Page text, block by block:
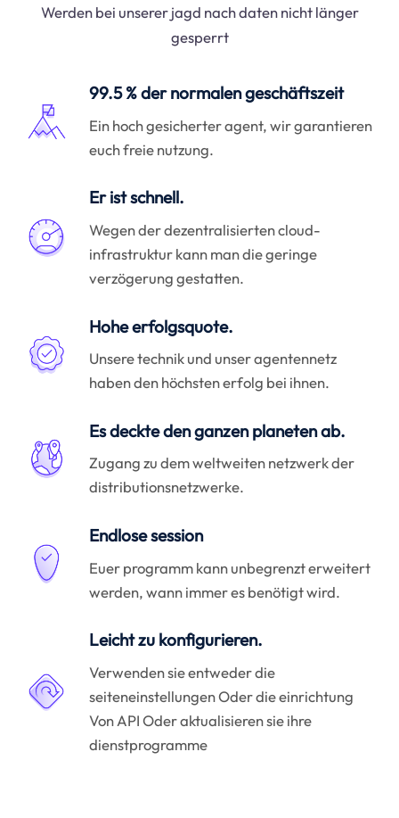
Werden bei unserer jagd nach daten nicht länger
gesperrt
99.5 % der normalen geschäftszeit
Ein hoch gesicherter agent, wir garantieren
euch freie nutzung.
Er ist schnell.
Wegen der dezentralisierten cloud-
infrastruktur kann man die geringe
verzögerung gestatten.
Hohe erfolgsquote.
Unsere technik und unser agentennetz
haben den höchsten erfolg bei ihnen.
Es deckte den ganzen planeten ab.
Zugang zu dem weltweiten netzwerk der
distributionsnetzwerke.
Endlose session
Euer programm kann unbegrenzt erweitert
werden, wann immer es benötigt wird.
Leicht zu konfigurieren.
Verwenden sie entweder die
seiteneinstellungen Oder die einrichtung
Von API Oder aktualisieren sie ihre
dienstprogramme